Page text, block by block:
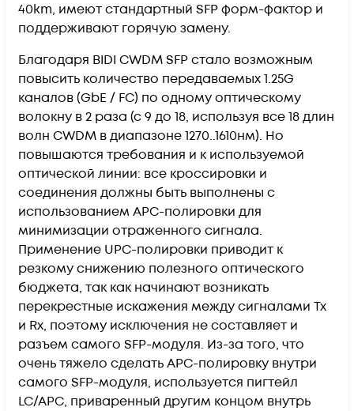
40km, имеют стандартный SFP форм-фактор и
поддерживают горячую замену.
Благодаря BIDI CWDM SFP стало возможным
повысить количество передаваемых 1.25G
каналов (GbE / FC) по одному оптическому
волокну в 2 раза (с 9 до 18, используя все 18 длин
волн CWDM в диапазоне 1270..1610нм). Но
повышаются требования и к используемой
оптической линии: все кроссировки и
соединения должны быть выполнены с
использованием APC-полировки для
минимизации отраженного сигнала.
Применение UPC-полировки приводит к
резкому снижению полезного оптического
бюджета, так как начинают возникать
перекрестные искажения между сигналами Tx
и Rx, поэтому исключения не составляет и
разъем самого SFP-модуля. Из-за того, что
очень тяжело сделать APC-полировку внутри
самого SFP-модуля, используется пигтейл
LC/APC, приваренный другим концом внутрь